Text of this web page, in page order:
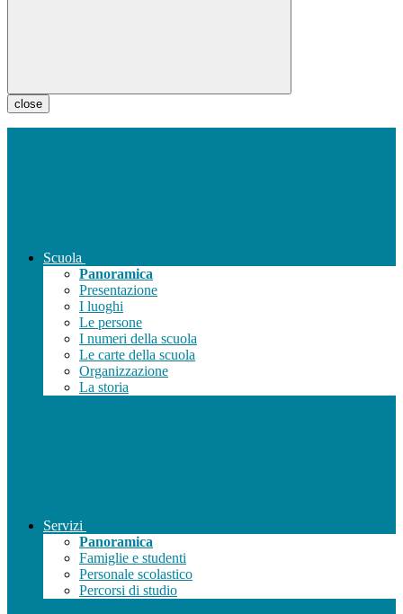
close
Scuola
Panoramica
Presentazione
I luoghi
Le persone
I numeri della scuola
Le carte della scuola
Organizzazione
La storia
Servizi
Panoramica
Famiglie e studenti
Personale scolastico
Percorsi di studio